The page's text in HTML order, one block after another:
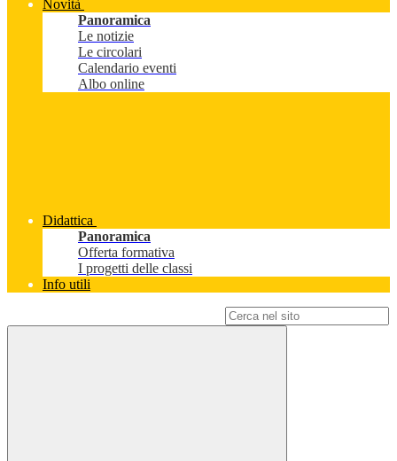
Novità
Panoramica
Le notizie
Le circolari
Calendario eventi
Albo online
Didattica
Panoramica
Offerta formativa
I progetti delle classi
Info utili